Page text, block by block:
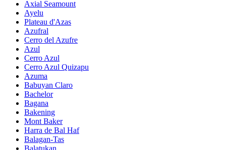
Axial Seamount
Ayelu
Plateau d'Azas
Azufral
Cerro del Azufre
Azul
Cerro Azul
Cerro Azul Quizapu
Azuma
Babuyan Claro
Bachelor
Bagana
Bakening
Mont Baker
Harra de Bal Haf
Balagan-Tas
Balatukan